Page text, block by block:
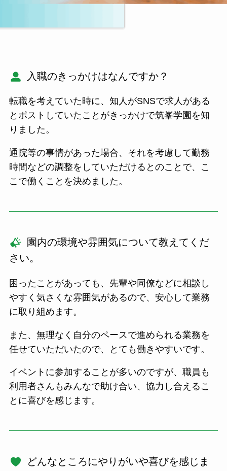
入職のきっかけはなんですか？
転職を考えていた時に、知人がSNSで求人がある
とポストしていたことがきっかけで筑峯学園を知
りました。
通院等の事情があった場合、それを考慮して勤務
時間などの調整をしていただけるとのことで、こ
こで働くことを決めました。
園内の環境や雰囲気について教えてくだ
さい。
困ったことがあっても、先輩や同僚などに相談し
やすく気さくな雰囲気があるので、安心して業務
に取り組めます。
また、無理なく自分のペースで進められる業務を
任せていただいたので、とても働きやすいです。
イベントに参加することが多いのですが、職員も
利用者さんもみんなで助け合い、協力し合えるこ
とに喜びを感じます。
どんなところにやりがいや喜びを感じま